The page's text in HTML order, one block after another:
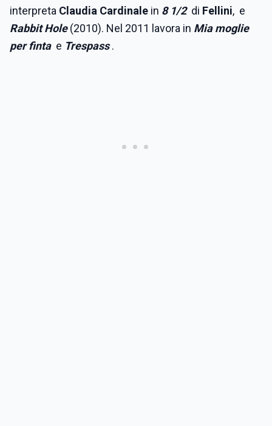
interpreta Claudia Cardinale in 8 1/2 di Fellini, e
Rabbit Hole(2010). Nel 2011 lavora in Mia moglie
per finta e Trespass.